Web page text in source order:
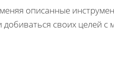
описанные
своих целей